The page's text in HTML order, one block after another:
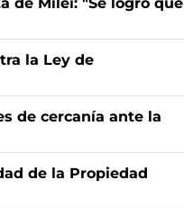
la Ley de
de cercanía ante la
de la Propiedad